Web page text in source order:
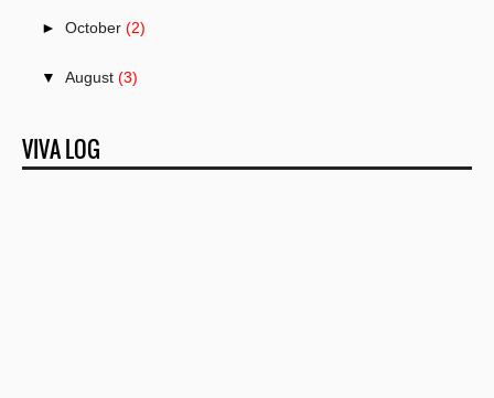
► October (2)
▼ August (3)
Aneka Resep Lauk Pauk dengan Tauco
VIVA LOG